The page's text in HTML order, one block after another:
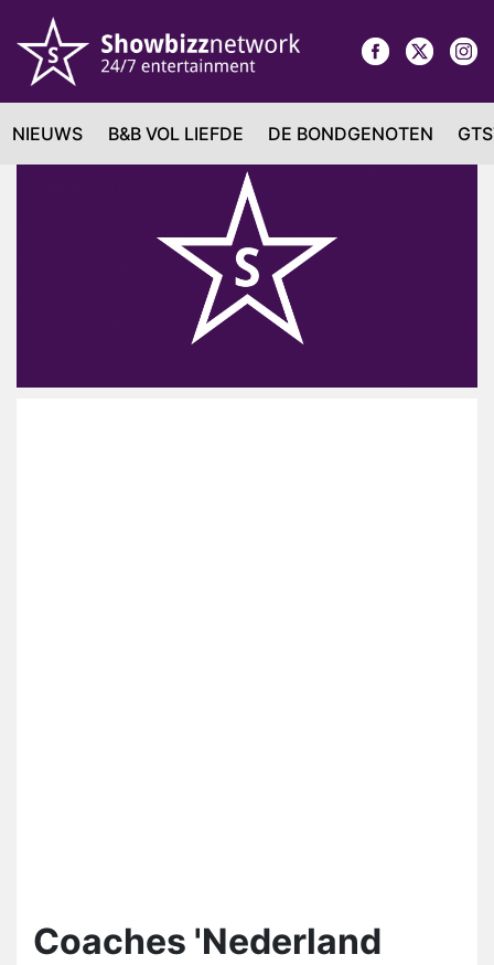
NIEUWS B&B VOL LIEFDE DE BONDGENOTEN
Coaches 'Nederland